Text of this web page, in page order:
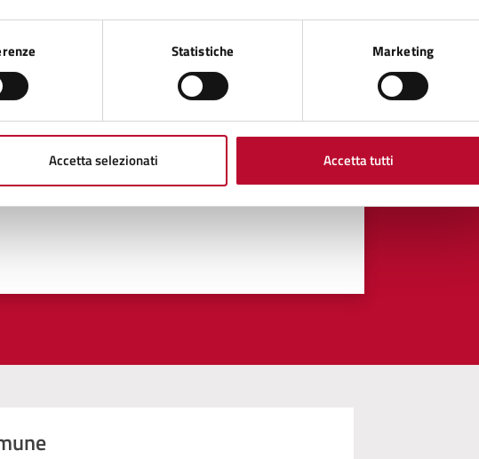
Statistiche Marketing
Accetta selezionati Accetta tutti
le informazioni su questa